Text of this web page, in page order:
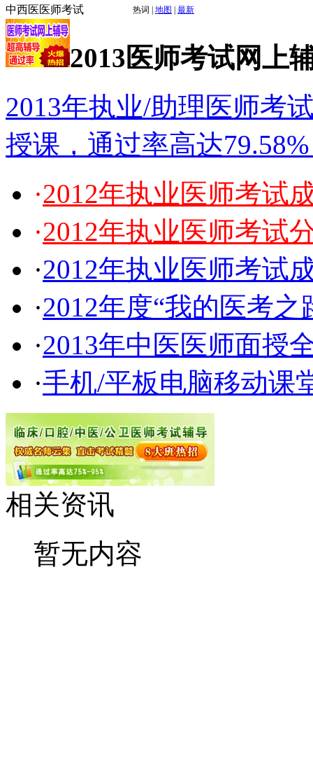
中西医医师考试 热词 | 地图 | 最新
2013医师考试网上
2013年执业/助理医师考
授课，通过率高达
·2012年执业医师考试
·2012年执业医师考试
·2012年执业医师考试
·2012年度“我的医考
·2013年中医医师面授
·手机/平板电脑移动课
相关资讯
暂无内容